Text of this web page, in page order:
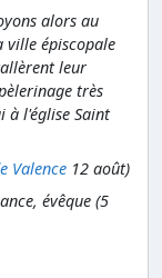
alors au
ville épiscopale
leur
très
à l'église Saint
Valence 12 août)
évêque (5